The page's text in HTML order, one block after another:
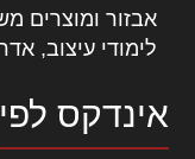
אבזור ומוצרים
לימודי עיצוב,
אינדקס